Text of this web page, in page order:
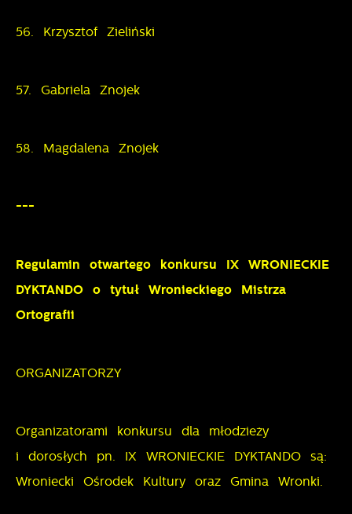
56. Krzysztof Zieliński
57. Gabriela Znojek
58. Magdalena Znojek
---
Regulamin otwartego konkursu IX WRONIECKIE
DYKTANDO o tytuł Wronieckiego Mistrza
Ortografii
ORGANIZATORZY
Organizatorami konkursu dla młodzieży
i dorosłych pn. IX WRONIECKIE DYKTANDO są:
Wroniecki Ośrodek Kultury oraz Gmina Wronki.